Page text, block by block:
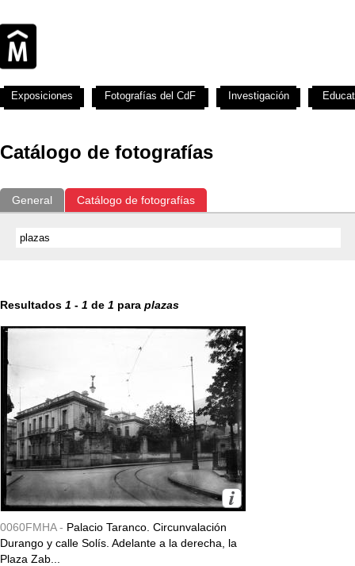
Catálogo de fotografías
General Catálogo de fotografías
Resultados 1 - 1 de 1 para plazas
0060FMHA - Palacio Taranco. Circunvalación
Durango y calle Solís. Adelante a la derecha, la
Plaza Zab...
Exposiciones Fotografías del CdF Investigación